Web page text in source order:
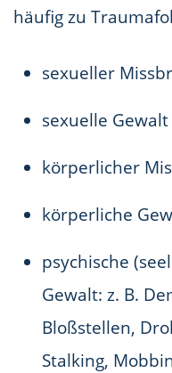
häufig zu
sexueller
sexuelle Gewalt
körperlicher
körperliche
psychische
Gewalt: z. B.
Bloßstellen,
Stalking,